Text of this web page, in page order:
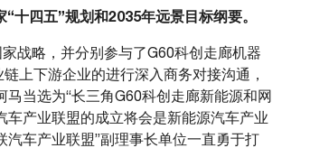
“十四五”规划和2035年远景目标纲要。
战略，并分别参与了G60科创走廊机器
上下游企业的进行深入商务对接沟通，
当选为“长三角G60科创走廊新能源和网
产业联盟的成立将会是新能源汽车产业
车产业联盟”副理事长单位一直勇于打